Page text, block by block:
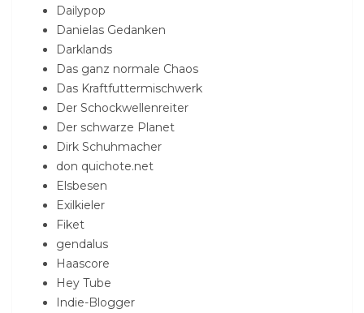
Dailypop
Danielas Gedanken
Darklands
Das ganz normale Chaos
Das Kraftfuttermischwerk
Der Schockwellenreiter
Der schwarze Planet
Dirk Schuhmacher
don quichote.net
Elsbesen
Exilkieler
Fiket
gendalus
Haascore
Hey Tube
Indie-Blogger